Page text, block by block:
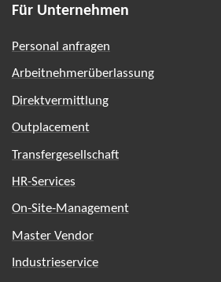
Für Unternehmen
Personal anfragen
Arbeitnehmerüberlassung
Direktvermittlung
Outplacement
Transfergesellschaft
HR-Services
On-Site-Management
Master Vendor
Industrieservice